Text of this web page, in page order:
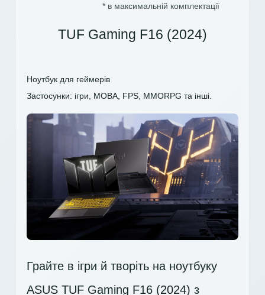
* в максимальній комплектації
TUF Gaming F16 (2024)
Ноутбук для геймерів
Застосунки: ігри, MOBA, FPS, MMORPG та інші.
Грайте в ігри й творіть на ноутбуку
ASUS TUF Gaming F16 (2024) з